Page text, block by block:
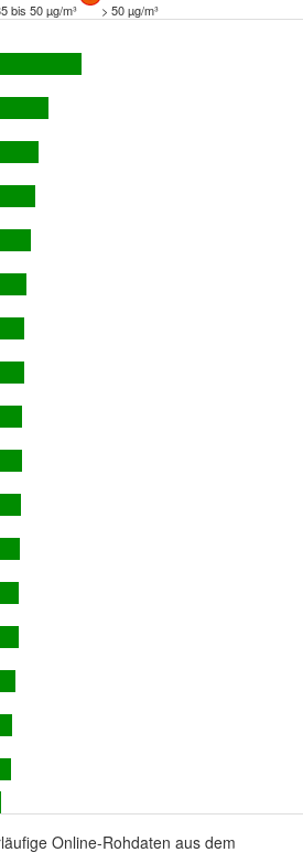
bis 50 µg/m³ > 50 µg/m³
Online-Rohdaten aus dem